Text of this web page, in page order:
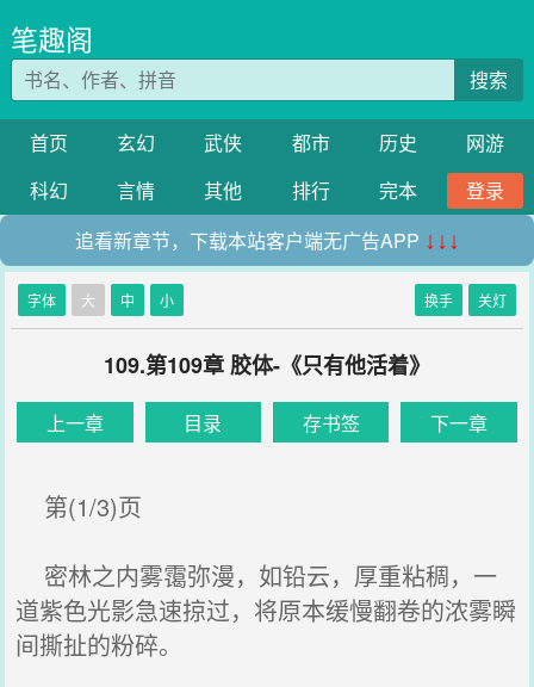
笔趣阁
搜索
首页 玄幻 武侠 都市 历史
网游
科幻
言情 其他 排行 完本
登录
追看新章节，下载本站客户端无广告APP ↓↓↓
字体 大 中 小 换手 关灯
109.第109章 胶体-《只有他活着》
上一章 目录 存书签 下一章
第(1/3)页
密林之内雾霭弥漫，如铅云，厚重粘稠，一
道紫色光影急速掠过，将原本缓慢翻卷的浓雾瞬
间撕扯的粉碎。